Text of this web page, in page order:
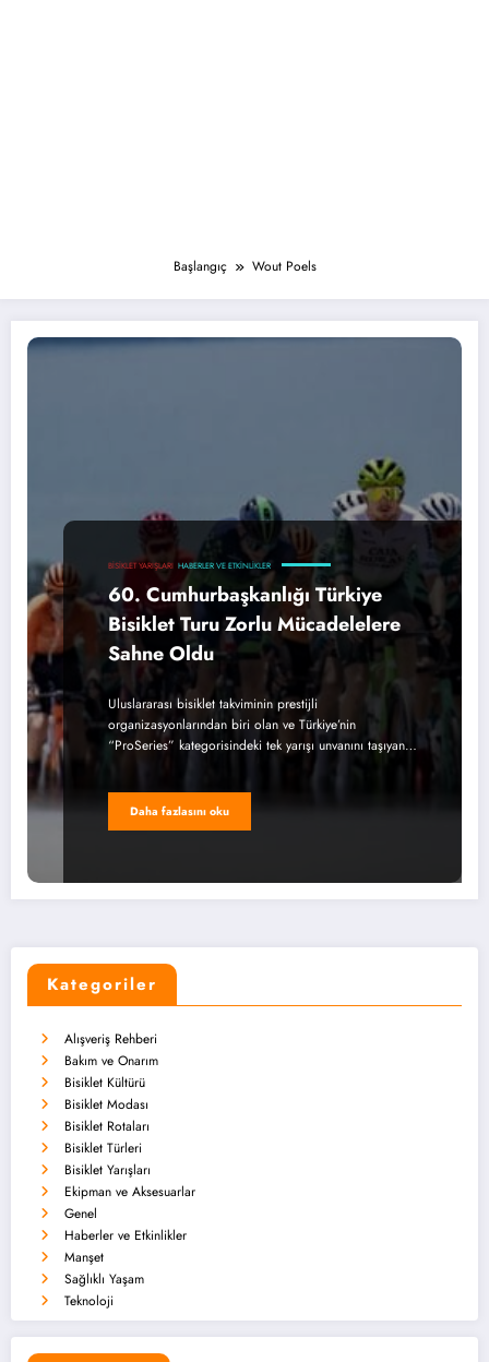
Başlangıç Wout Poels
BISIKLET YARIŞLARI HABERLER VE ETKINLIKLER
60. Cumhurbaşkanlığı Türkiye
Bisiklet Turu Zorlu Mücadelelere
Sahne Oldu
Uluslararası bisiklet takviminin prestijli
organizasyonlarından biri olan ve Türkiye’nin
“ProSeries” kategorisindeki tek yarışı unvanını taşıyan…
Daha fazlasını oku
Kategoriler
Alışveriş Rehberi
Bakım ve Onarım
Bisiklet Kültürü
Bisiklet Modası
Bisiklet Rotaları
Bisiklet Türleri
Bisiklet Yarışları
Ekipman ve Aksesuarlar
Genel
Haberler ve Etkinlikler
Manşet
Sağlıklı Yaşam
Teknoloji